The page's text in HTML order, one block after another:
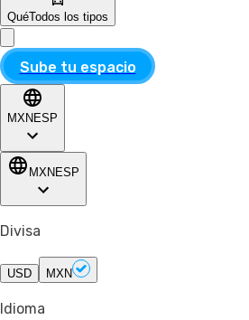
QuéTodos los tipos
Sube tu espacio
MXN ESP
MXN ESP
Divisa
USD MXN
Idioma